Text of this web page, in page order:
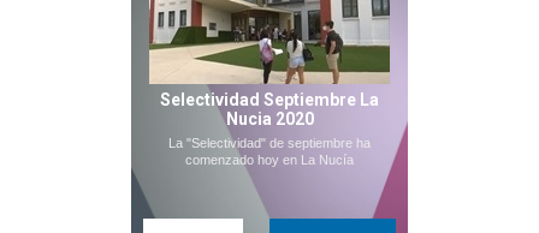
Selectividad Septiembre La
Nucia 2020
La "Selectividad" de septiembre ha
comenzado hoy en La Nucía